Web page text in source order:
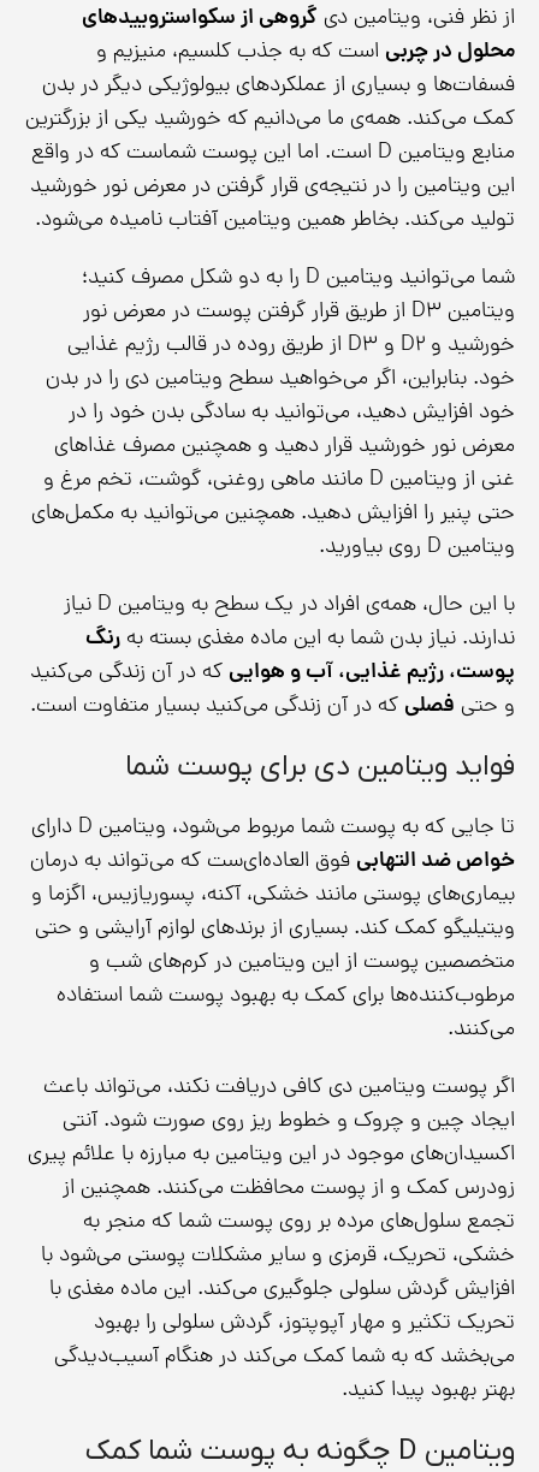
از نظر فنی، ویتامین دی گروهی از سکواستروییدهای
محلول در چربی است که به جذب کلسیم، منیزیم و
فسفات‌ها و بسیاری از عملکردهای بیولوژیکی دیگر در بدن
کمک می‌کند. همه‌ی ما می‌دانیم که خورشید یکی از بزرگترین
منابع ویتامین D است. اما این پوست شماست که در واقع
این ویتامین را در نتیجه‌ی قرار گرفتن در معرض نور خورشید
تولید می‌کند. بخاطر همین ویتامین آفتاب نامیده می‌شود.
شما می‌توانید ویتامین D را به دو شکل مصرف کنید؛
ویتامین D3 از طریق قرار گرفتن پوست در معرض نور
خورشید و D2 و D3 از طریق روده در قالب رژیم غذایی
خود. بنابراین، اگر می‌خواهید سطح ویتامین دی را در بدن
خود افزایش دهید، می‌توانید به سادگی بدن خود را در
معرض نور خورشید قرار دهید و همچنین مصرف غذاهای
غنی از ویتامین D مانند ماهی روغنی، گوشت، تخم مرغ و
حتی پنیر را افزایش دهید. همچنین می‌توانید به مکمل‌های
ویتامین D روی بیاورید.
با این حال، همه‌ی افراد در یک سطح به ویتامین D نیاز
ندارند. نیاز بدن شما به این ماده مغذی بسته به رنگ
پوست، رژیم غذایی، آب و هوایی که در آن زندگی می‌کنید
و حتی فصلی که در آن زندگی می‌کنید بسیار متفاوت است.
فواید ویتامین دی برای پوست شما
تا جایی که به پوست شما مربوط می‌شود، ویتامین D دارای
خواص ضد التهابی فوق العاده‌ای‌ست که می‌تواند به درمان
بیماری‌های پوستی مانند خشکی، آکنه، پسوریازیس، اگزما و
ویتیلیگو کمک کند. بسیاری از برندهای لوازم آرایشی و حتی
متخصصین پوست از این ویتامین در کرم‌های شب و
مرطوب‌‌کننده‌ها برای کمک به بهبود پوست شما استفاده
می‌کنند.
اگر پوست ویتامین دی کافی دریافت نکند، می‌تواند باعث
ایجاد چین و چروک و خطوط ریز روی صورت شود. آنتی
اکسیدان‌های موجود در این ویتامین به مبارزه با علائم پیری
زودرس کمک و از پوست محافظت می‌کنند. همچنین از
تجمع سلول‌های مرده بر روی پوست شما که منجر به
خشکی، تحریک، قرمزی و سایر مشکلات پوستی می‌شود با
افزایش گردش سلولی جلوگیری می‌کند. این ماده مغذی با
تحریک تکثیر و مهار آپوپتوز، گردش سلولی را بهبود
می‌بخشد که به شما کمک می‌کند در هنگام آسیب‌دیدگی
بهتر بهبود پیدا کنید.
ویتامین D چگونه به پوست شما کمک